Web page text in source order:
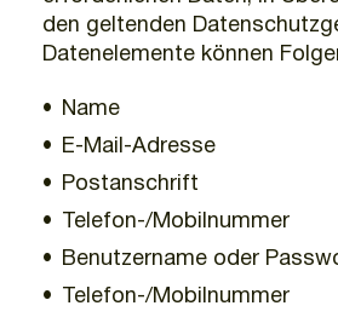
den geltenden
Datenelemente können
Name
E-Mail-Adresse
Postanschrift
Telefon-/Mobilnummer
Benutzername oder
Telefon-/Mobilnummer